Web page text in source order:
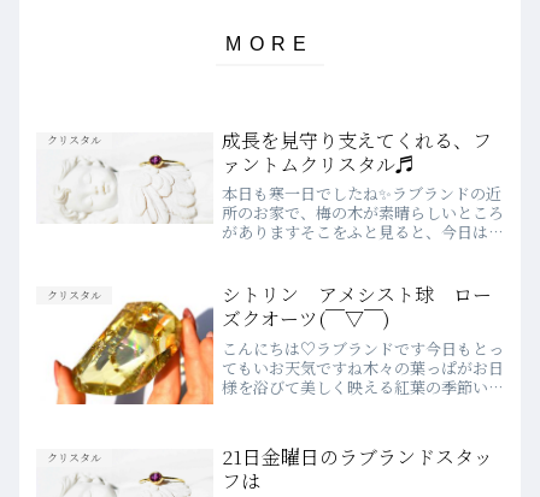
クリスタル
成長を見守り支えてくれる、フ
ァントムクリスタル♬
本日も寒一日でしたね✨ラブランドの近
所のお家で、梅の木が素晴らしいところ
がありますそこをふと見ると、今日はふ
も幸せな気持ちになりました～やはりウ
グイスさんは梅の木が好き...
クリスタル
シトリン アメシスト球 ロー
ズクオーツ(￣▽￣)
こんにちは♡ラブランドです今日もとっ
てもいお天気ですね木々の葉っぱがお日
様を浴びて美しく映える紅葉の季節いつ
紅葉祭りを今週末までやっていてケーブ
ルカーも駅からのバスも時...
クリスタル
21日金曜日のラブランドスタッ
フは